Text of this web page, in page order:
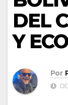
DEL
Y
Por